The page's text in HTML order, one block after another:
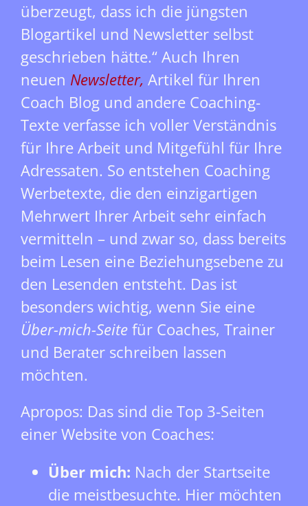
überzeugt, dass ich die jüngsten
Blogartikel und Newsletter selbst
geschrieben hätte.“ Auch Ihren
neuen Newsletter, Artikel für Ihren
Coach Blog und andere Coaching-
Texte verfasse ich voller Verständnis
für Ihre Arbeit und Mitgefühl für Ihre
Adressaten. So entstehen Coaching
Werbetexte, die den einzigartigen
Mehrwert Ihrer Arbeit sehr einfach
vermitteln – und zwar so, dass bereits
beim Lesen eine Beziehungsebene zu
den Lesenden entsteht. Das ist
besonders wichtig, wenn Sie eine
Über-mich-Seitefür Coaches, Trainer
und Berater schreiben lassen
möchten.
Apropos: Das sind die Top 3-Seiten
einer Website von Coaches:
Über mich: Nach der Startseite
die meistbesuchte. Hier möchten